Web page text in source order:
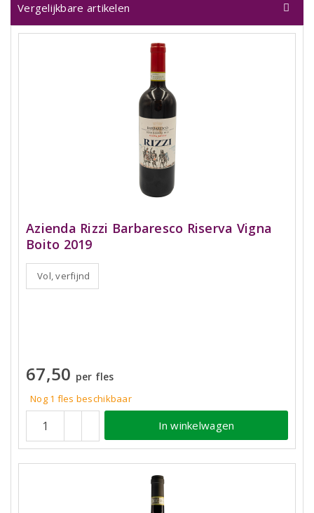
Vergelijkbare artikelen
Azienda Rizzi Barbaresco Riserva Vigna
Boito 2019
Vol, verfijnd
67,50 per fles
Nog 1 fles beschikbaar
In winkelwagen